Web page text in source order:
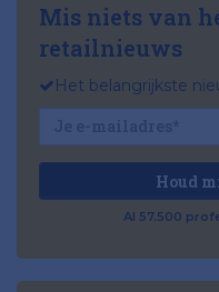
Mis niets van
retailnieuws
Het belangrijkste
Houd
Al 57.500